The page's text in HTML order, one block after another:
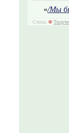
«/Мы
Стихи,